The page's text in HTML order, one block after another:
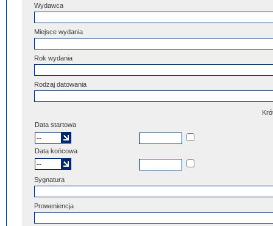
Wydawca
Miejsce wydania
Rok wydania
Rodzaj datowania
Data startowa
Data końcowa
Sygnatura
Proweniencja